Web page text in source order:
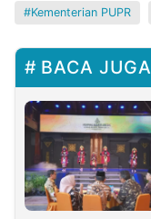
Kementerian PUPR
BACA JUGA